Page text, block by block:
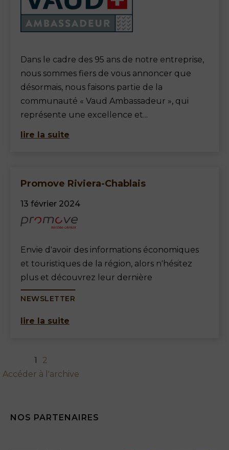
Dans le cadre des 95 ans de notre entreprise,
nous sommes fiers de vous annoncer que
désormais, nous faisons partie de la
communauté « Vaud Ambassadeur », qui
représente une excellence et...
lire la suite
Promove Riviera-Chablais
13 février 2024
Envie d'avoir des informations économiques
et touristiques de la région, alors n'hésitez
plus et découvrez leur dernière
NEWSLETTER
lire la suite
1
2
Accéder à l'archive
NOS PARTENAIRES